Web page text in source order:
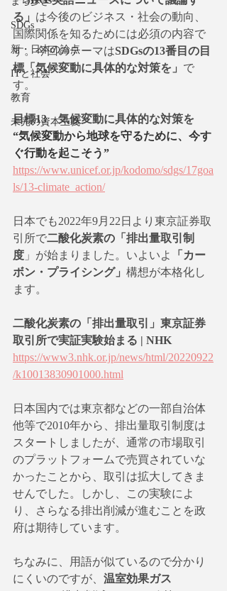
SDGs
新・日本の論点
ITと社会
教育
未完の資本主義
る」 は今後のビジネス・社会の動向、
国際関係を知るためには必須の内容で
す。今回のテーマはSDGsの13番目の目
標「気候変動に具体的な対策を」 で
す。
目標13　気候変動に具体的な対策を
“気候変動から地球を守るために、今す
ぐ行動を起こそう”
https://www.unicef.or.jp/kodomo/sdgs/17goa
ls/13-climate_action/
日本でも2022年9月22日より東京証券取
引所で二酸化炭素の「排出量取引制
度 」が始まりました。いよいよ
「カー
ボン・プライシング」 構想が本格化し
ます。
二酸化炭素の「排出量取引」東京証券
取引所で実証実験始まる | NHK
https://www3.nhk.or.jp/news/html/20220922
/k10013830901000.html
日本国内では東京都などの一部自治体
他等で2010年から、排出量取引制度は
スタートしましたが、通常の市場取引
のプラットフォームで売買されていな
かったことから、取引は拡大してきま
せんでした。しかし、この実験によ
り、さらなる排出削減が進むことを政
府は期待しています。
ちなみに、用語が似ているので分かり
にくいのですが、 温室効果ガス